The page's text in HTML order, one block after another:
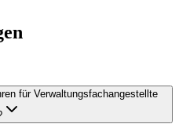
für Verwaltungsfachangestellte